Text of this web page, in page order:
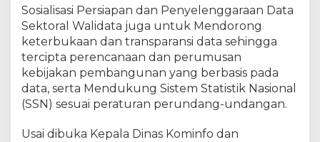
e
n
g
g
a
r
a
a
D
Sosialisasi Persiapan dan Penyelenggaraan Data
Sektoral Walidata juga untuk Mendorong
keterbukaan dan transparansi data sehingga
tercipta perencanaan dan perumusan
kebijakan pembangunan yang berbasis pada
data, serta Mendukung Sistem Statistik Nasional
(SSN) sesuai peraturan perundang-undangan.
Usai dibuka Kepala Dinas Kominfo dan